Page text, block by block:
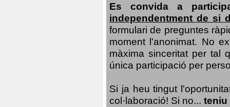
Es convida a
independentment de si
formulari de preguntes
moment l'anonimat. No
màxima sinceritat per tal
única participació per
Si ja heu tingut
col·laboració! Si no... teniu